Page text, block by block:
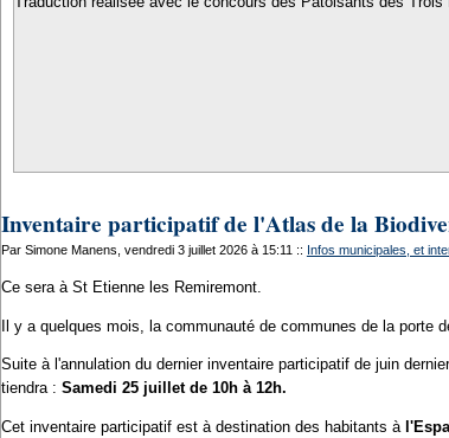
Inventaire participatif de l'Atlas de la
Par Simone Manens, vendredi 3 juillet 2026 à 15:11 :: Infos municipales, et
Ce sera à St Etienne les Remiremont.
Il y a quelques mois, la communauté de communes de la porte
Suite à l'annulation du dernier inventaire participatif de juin
tiendra : Samedi 25 juillet de 10h à 12h.
Cet inventaire participatif est à destination des habitants à